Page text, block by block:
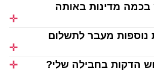
מדינות באותה
נוספות מעבר לתשלום
הדקות בחבילה שלי?